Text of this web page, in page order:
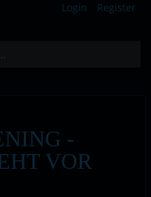
Login Register
-
VOR